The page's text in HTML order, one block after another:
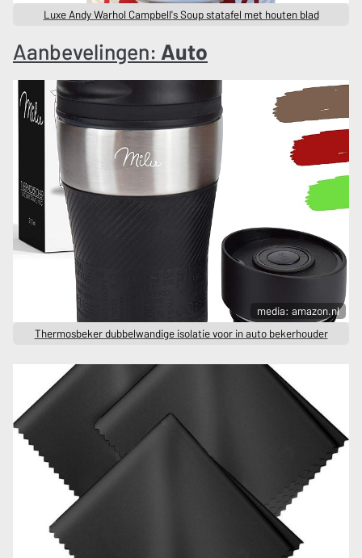
Luxe Andy Warhol Campbell's Soup statafel met houten blad
Aanbevelingen: Auto
media: amazon.nl
Thermosbeker dubbelwandige isolatie voor in auto bekerhouder